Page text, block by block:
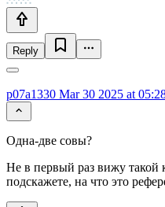
Reply
p07a1330 Mar 30 2025 at
Одна-две совы?
Не в первый раз вижу такой
подскажете, на что это